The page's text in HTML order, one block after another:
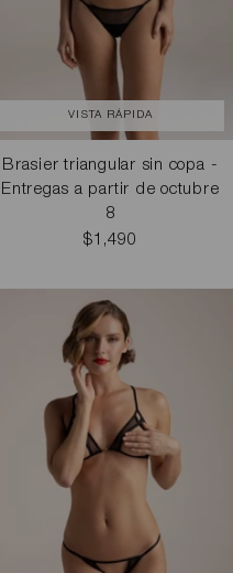
VISTA RÁPIDA
Brasier triangular sin copa -
Entregas a partir de octubre
8
$1,490